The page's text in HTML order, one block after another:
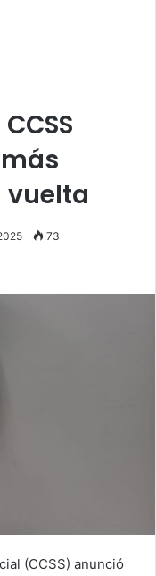
vuelta
73
(CCSS) anunció